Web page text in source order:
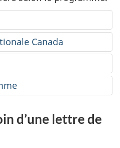
Canada
d’une lettre de